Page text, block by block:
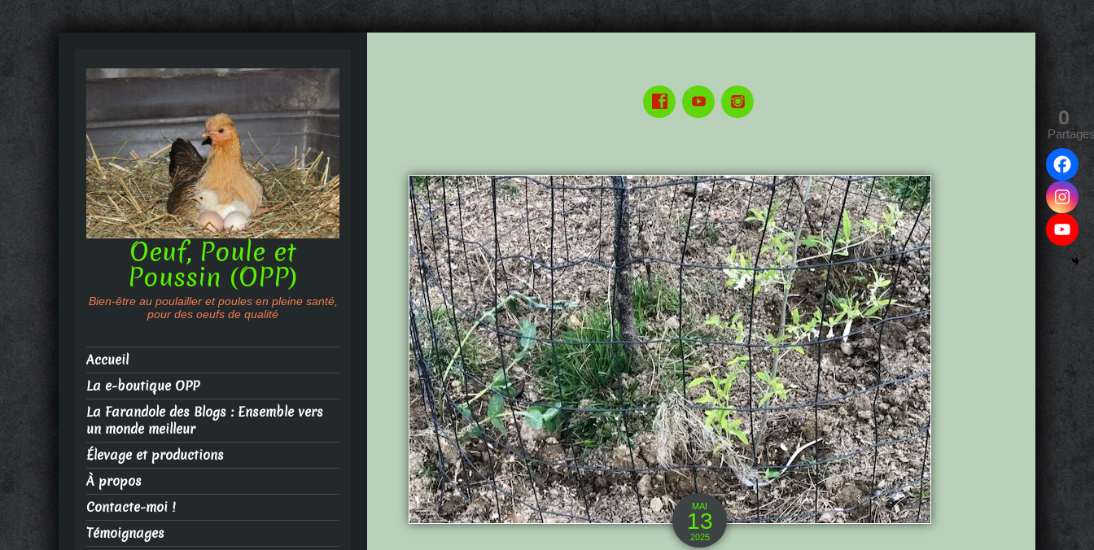
MAI
13
2025
0
Oeuf, Poule et
Poussin (OPP)
Bien-être au poulailler et poules en pleine santé,
pour des oeufs de qualité
Accueil
La e-boutique OPP
La Farandole des Blogs : Ensemble vers
un monde meilleur
Élevage et productions
À propos
Contacte-moi !
Témoignages